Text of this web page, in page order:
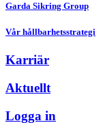
Garda Sikring Group
Vår hållbarhetsstrategi
Karriär
Aktuellt
Logga in